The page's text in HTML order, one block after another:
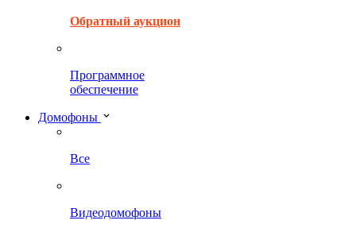
Обратный аукцион
Программное
обеспечение
Домофоны
Все
Видеодомофоны